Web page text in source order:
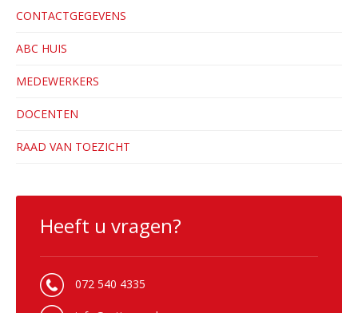
CONTACTGEGEVENS
ABC HUIS
MEDEWERKERS
DOCENTEN
RAAD VAN TOEZICHT
Heeft u vragen?
072 540 4335